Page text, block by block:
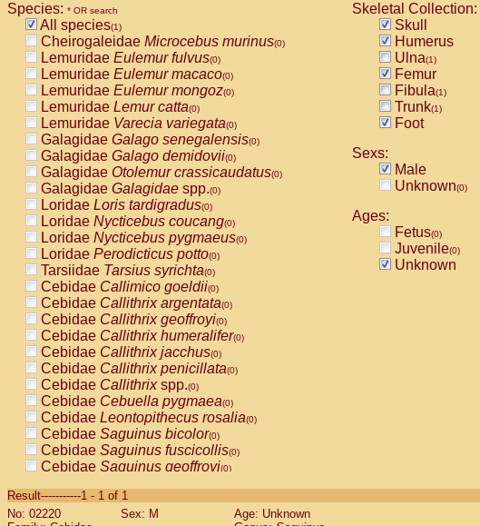
Species: * OR search
All species(1)
Cheirogaleidae Microcebus murinus(0)
Lemuridae Eulemur fulvus(0)
Lemuridae Eulemur macaco(0)
Lemuridae Eulemur mongoz(0)
Lemuridae Lemur catta(0)
Lemuridae Varecia variegata(0)
Galagidae Galago senegalensis(0)
Galagidae Galago demidovii(0)
Galagidae Otolemur crassicaudatus(0)
Galagidae Galagidae spp.(0)
Loridae Loris tardigradus(0)
Loridae Nycticebus coucang(0)
Loridae Nycticebus pygmaeus(0)
Loridae Perodicticus potto(0)
Tarsiidae Tarsius syrichta(0)
Cebidae Callimico goeldii(0)
Cebidae Callithrix argentata(0)
Cebidae Callithrix geoffroyi(0)
Cebidae Callithrix humeralifer(0)
Cebidae Callithrix jacchus(0)
Cebidae Callithrix penicillata(0)
Cebidae Callithrixspp.(0)
Cebidae Cebuella pygmaea(0)
Cebidae Leontopithecus rosalia(0)
Cebidae Saguinus bicolor(0)
Cebidae Saguinus fuscicollis(0)
Cebidae Saguinus geoffroyi(0)
CebidaeSaguinus labiatus(0)
Cebidae Saguinus leucopus (0)
Skeletal Collection:
Skull
Humerus
Ulna(1)
Femur
Fibula(1)
Trunk(1)
Foot
Sexs:
Male
Unknown(0)
Ages:
Fetus(0)
Juvenile(0)
Unknown
Result-----------1 - 1 of 1
No: 02220
Sex: M
Age: Unknown